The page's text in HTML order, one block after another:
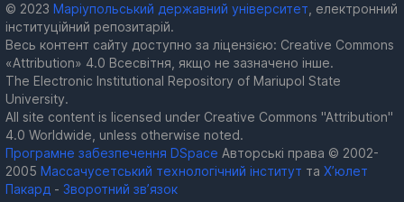
© 2023 Маріупольський державний університет , електронний
інституційний репозитарій.
Весь контент сайту доступно за ліцензією: Creative Commons
«Attribution» 4.0 Всесвітня, якщо не зазначено інше.
The Electronic Institutional Repository of Mariupol State
University.
All site content is licensed under Creative Commons "Attribution"
4.0 Worldwide, unless otherwise noted.
Програмне забезпечення DSpace Авторські права © 2002-
2005 Массачусетський технологічний інститут та Х’юлет
Пакард - Зворотний зв’язок